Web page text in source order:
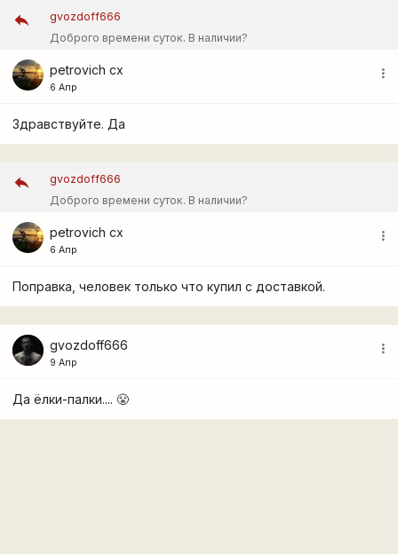
gvozdoff666
Доброго времени суток. В наличии?
petrovich cx
6 Апр
more_vert
Здравствуйте. Да
gvozdoff666
Доброго времени суток. В наличии?
petrovich cx
6 Апр
more_vert
Поправка, человек только что купил с доставкой.
gvozdoff666
9 Апр
more_vert
Да ёлки-палки.... 😤